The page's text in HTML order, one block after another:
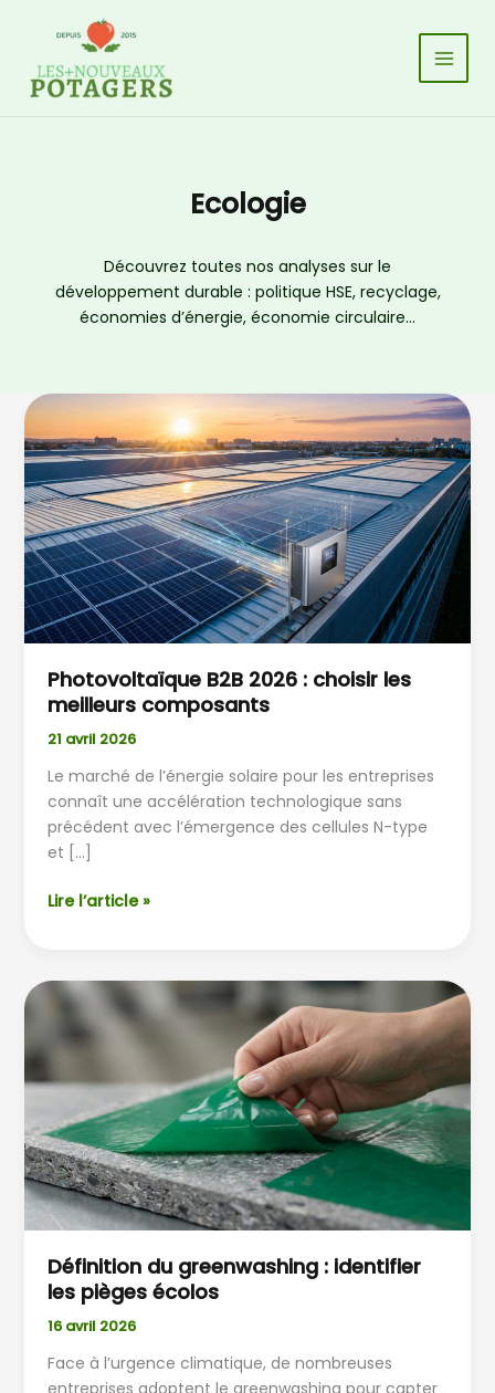
contenu
Ecologie
Découvrez toutes nos analyses sur le
développement durable : politique HSE, recyclage,
économies d’énergie, économie circulaire…
Photovoltaïque B2B 2026 : choisir les
meilleurs composants
21 avril 2026
Le marché de l’énergie solaire pour les entreprises
connaît une accélération technologique sans
précédent avec l’émergence des cellules N-type
et […]
Photovoltaïque
2026
:
choisir
les
meilleurs
composants
Lire l’article »
Définition du greenwashing : identifier
les pièges écolos
16 avril 2026
Face à l’urgence climatique, de nombreuses
Définition
greenwashing
identifier
les
pièges
écolos